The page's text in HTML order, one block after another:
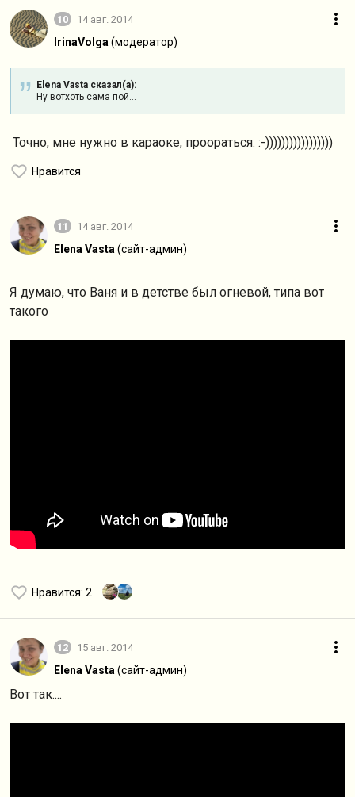
10 14 авг. 2014
IrinaVolga (модератор)
Elena Vasta сказал(а):
Ну вотхоть сама пой...
Точно, мне нужно в караоке, проораться. :-)))))))))))))))))
Нравится
11 14 авг. 2014
Elena Vasta (сайт-админ)
Я думаю, что Ваня и в детстве был огневой, типа вот
такого
Нравится: 2
12 15 авг. 2014
Elena Vasta (сайт-админ)
Вот так....